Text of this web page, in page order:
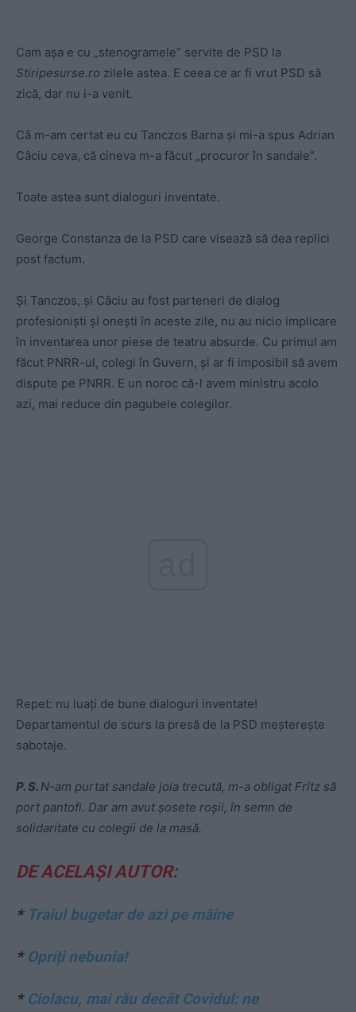
Cam așa e cu „stenogramele” servite de PSD la
Stiripesurse.ro zilele astea. E ceea ce ar fi vrut PSD să
zică, dar nu i-a venit.
Că m-am certat eu cu Tanczos Barna și mi-a spus Adrian
Câciu ceva, că cineva m-a făcut „procuror în sandale”.
Toate astea sunt dialoguri inventate.
George Constanza de la PSD care visează să dea replici
post factum.
Și Tanczos, și Câciu au fost parteneri de dialog
profesioniști și onești în aceste zile, nu au nicio implicare
în inventarea unor piese de teatru absurde. Cu primul am
făcut PNRR-ul, colegi în Guvern, și ar fi imposibil să avem
dispute pe PNRR. E un noroc că-l avem ministru acolo
azi, mai reduce din pagubele colegilor.
Repet: nu luați de bune dialoguri inventate!
Departamentul de scurs la presă de la PSD meșterește
sabotaje.
P. S. N-am purtat sandale joia trecută, m-a obligat Fritz să
port pantofi. Dar am avut șosete roșii, în semn de
solidaritate cu colegii de la masă.
DE ACELAȘI AUTOR:
* Traiul bugetar de azi pe mâine
* Opriți nebunia!
* Ciolacu, mai rău decât Covidul: ne